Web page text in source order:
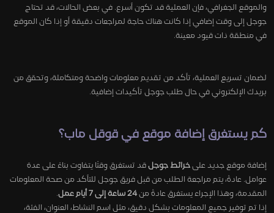
والموقع الجغرافي، فإن العملية قد تكون أسرع. في بعض الحالات، قد تحتاج
جوجل إلى وقت إضافي إذا كانت هناك حاجة لمراجعات دقيقة أو إذا كان الموقع
في منطقة ذات قيود معينة.
لضمان تسريع العملية، تأكد من تقديم معلومات واضحة ومتكاملة، وتحقق من
بريدك الإلكتروني في حال طلب جوجل تأكيدات إضافية.
كم يستغرق إضافة موقع في قوقل ماب؟
إضافة موقع جديد على خرائط جوجل قد تستغرق وقتًا يتفاوت بناءً على عدة
عوامل. عادةً، يتم مراجعة الطلب من قبل فريق جوجل للتأكد من صحة المعلومات
المقدمة، وهذا الإجراء يستغرق عادةً من24 ساعة إلى 7 أيام عمل
.
إذا تم توفير جميع المعلومات بشكل دقيق، مثل اسم النشاط، العنوان، الفئة،